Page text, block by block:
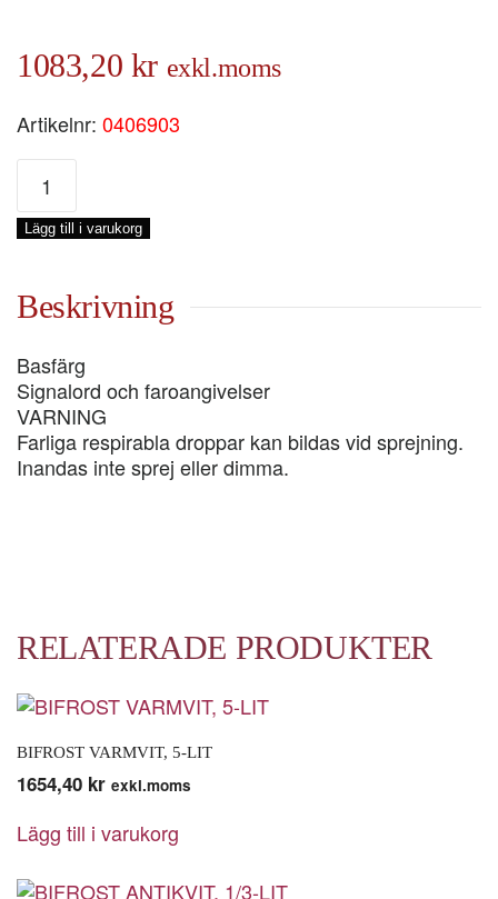
1083,20 kr exkl.moms
Artikelnr: 0406903
BIFROST
SKOG
3,
3-
mängd
Lägg till i varukorg
Beskrivning
Basfärg
Signalord och faroangivelser
VARNING
Farliga respirabla droppar kan bildas vid sprejning.
Inandas inte sprej eller dimma.
RELATERADE PRODUKTER
BIFROST VARMVIT, 5-LIT
1654,40 kr exkl.moms
Lägg till i varukorg